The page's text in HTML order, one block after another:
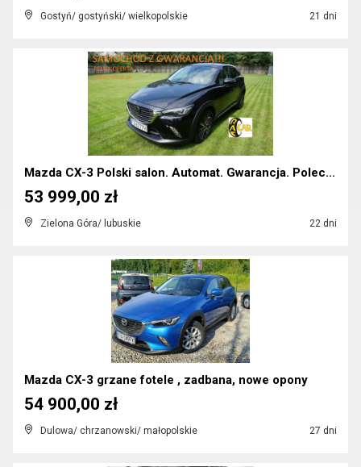
Gostyń/ gostyński/ wielkopolskie 21 dni
Mazda CX-3 Polski salon. Automat. Gwarancja. Polec...
Zielona Góra/ lubuskie 22 dni
53 999,00 zł
Mazda CX-3 grzane fotele , zadbana, nowe opony
Dulowa/ chrzanowski/ małopolskie 27 dni
54 900,00 zł